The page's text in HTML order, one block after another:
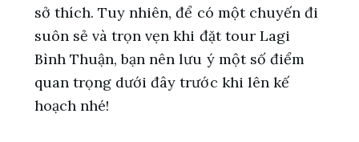
sở thích. Tuy nhiên, để có một chuyến đi
suôn sẻ và trọn vẹn khi đặt tour Lagi
Bình Thuận, bạn nên lưu ý một số điểm
quan trọng dưới đây trước khi lên kế
hoạch nhé!